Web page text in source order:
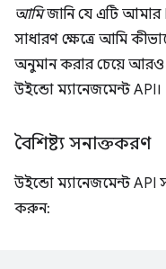
আমিজানি যে এটি আমার
সাধারণ ক্ষেত্রে আমি
অনুমান করার চেয়ে
উইন্ডো ম্যানেজমেন্ট API।
বৈশিষ্ট্য সনাক্তকরণ
উইন্ডো ম্যানেজমেন্ট API
করুন: